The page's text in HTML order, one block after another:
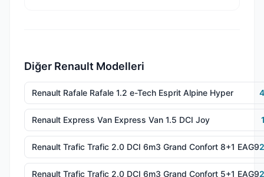
Diğer Renault Modelleri
Renault Rafale Rafale 1.2 e-Tech Esprit Alpine Hyper
Renault Express Van Express Van 1.5 DCI Joy
Renault Trafic Trafic 2.0 DCI 6m3 Grand Confort 8+1 EAG9
Renault Trafic Trafic 2.0 DCI 6m3 Grand Confort 5+1 EAG9